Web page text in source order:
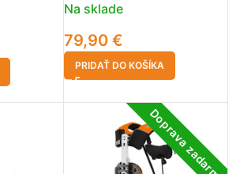
Na sklade
79,90 €
PRIDAŤ DO KOŠÍKA
Doprava zadarmo